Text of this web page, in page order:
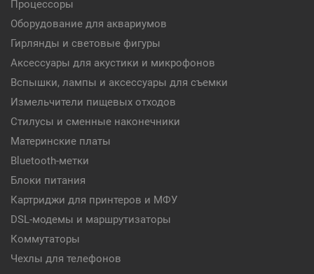
Процессоры
Оборудование для аквариумов
Гирлянды и световые фигуры
Аксессуары для акустики и микрофонов
Вспышки, лампы и аксессуары для съемки
Измельчители пищевых отходов
Стилусы и сменные наконечники
Материнские платы
Bluetooth-метки
Блоки питания
Картриджи для принтеров и МФУ
DSL-модемы и маршрутизаторы
Коммутаторы
Чехлы для телефонов